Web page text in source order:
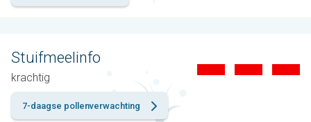
Stuifmeelinfo
krachtig
7-daagse pollenverwachting